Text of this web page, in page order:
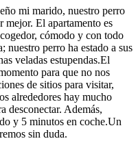
mi marido, nuestro perro
El apartamento es
cómodo y con todo
nuestro perro ha estado a sus
veladas estupendas.El
para que no nos
de sitios para visitar,
alrededores hay mucho
desconectar. Además,
y 5 minutos en coche.Un
sin duda.